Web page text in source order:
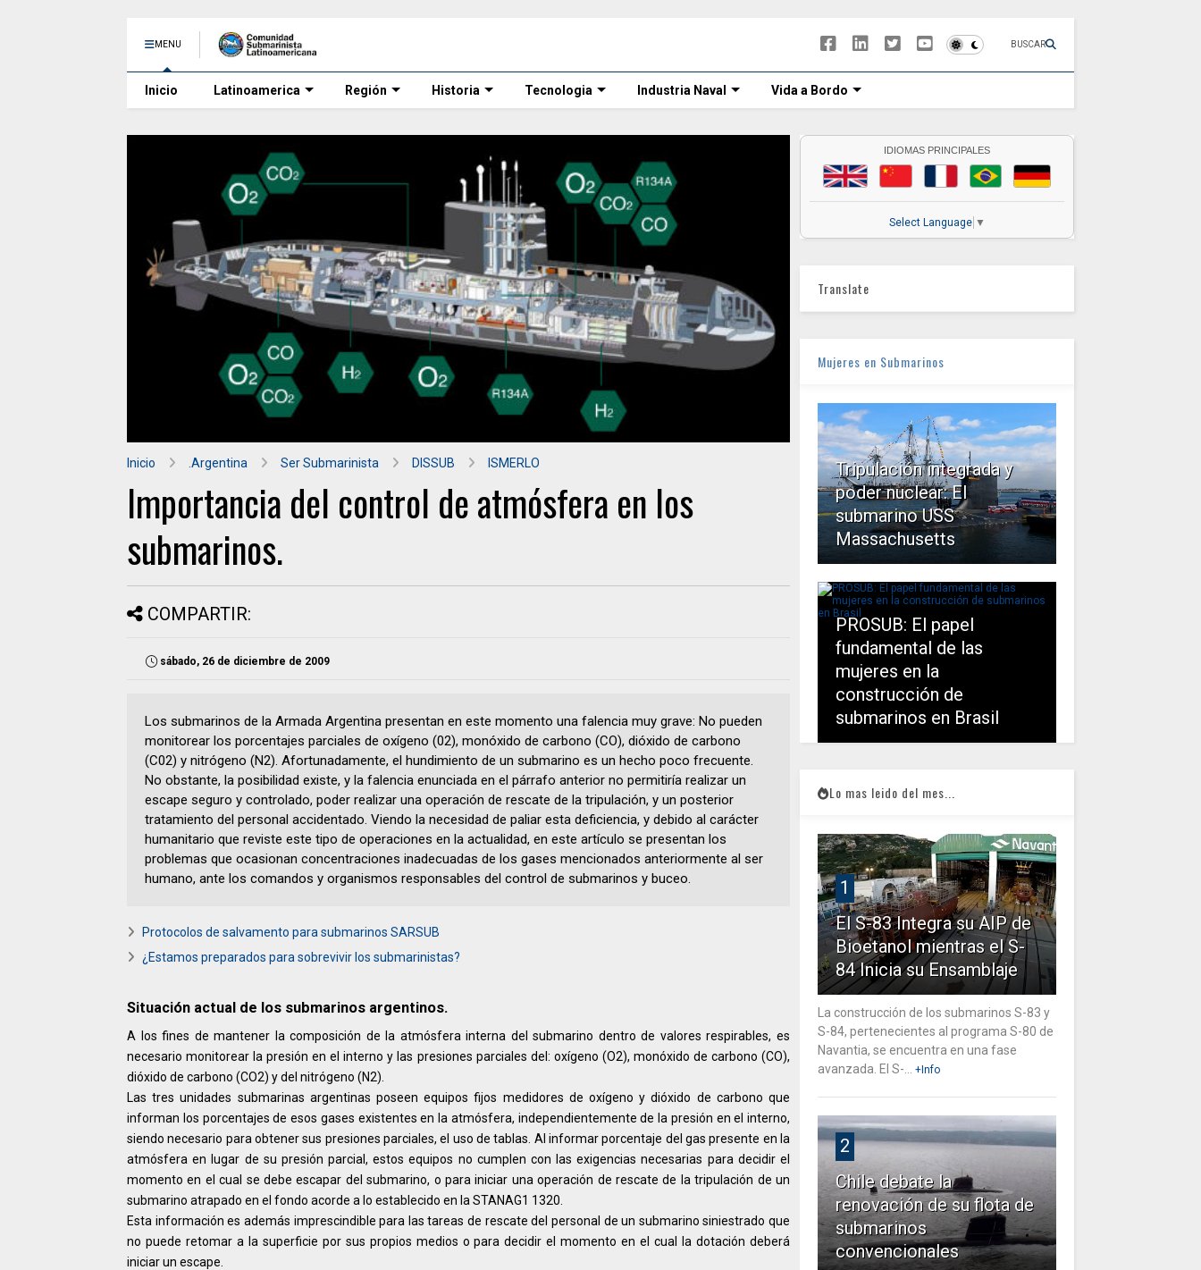
MENU BUSCAR
Inicio Latinoamerica Región Historia Tecnologia Industria Naval Vida a Bordo
Inicio .Argentina Ser Submarinista DISSUB ISMERLO
Importancia del control de atmósfera en los
submarinos.
COMPARTIR:
sábado, 26 de diciembre de 2009
Los submarinos de la Armada Argentina presentan en este momento una falencia muy grave: No pueden
monitorear los porcentajes parciales de oxígeno (02), monóxido de carbono (CO), dióxido de carbono
(C02) y nitrógeno (N2). Afortunadamente, el hundimiento de un submarino es un hecho poco frecuente.
No obstante, la posibilidad existe, y la falencia enunciada en el párrafo anterior no permitiría realizar un
escape seguro y controlado, poder realizar una operación de rescate de la tripulación, y un posterior
tratamiento del personal accidentado. Viendo la necesidad de paliar esta deficiencia, y debido al carácter
humanitario que reviste este tipo de operaciones en la actualidad, en este artículo se presentan los
problemas que ocasionan concentraciones inadecuadas de los gases mencionados anteriormente al ser
humano, ante los comandos y organismos responsables del control de submarinos y buceo.
Protocolos de salvamento para submarinos SARSUB
¿Estamos preparados para sobrevivir los submarinistas?
Situación actual de los submarinos argentinos.
A los fines de mantener la composición de la atmósfera interna del submarino dentro de valores respirables, es
necesario monitorear la presión en el interno y las presiones parciales del: oxígeno (O2), monóxido de carbono (CO),
dióxido de carbono (CO2) y del nitrógeno (N2).
Las tres unidades submarinas argentinas poseen equipos fijos medidores de oxígeno y dióxido de carbono que
informan los porcentajes de esos gases existentes en la atmósfera, independientemente de la presión en el interno,
siendo necesario para obtener sus presiones parciales, el uso de tablas. Al informar porcentaje del gas presente en la
atmósfera en lugar de su presión parcial, estos equipos no cumplen con las exigencias necesarias para decidir el
momento en el cual se debe escapar del submarino, o para iniciar una operación de rescate de la tripulación de un
submarino atrapado en el fondo acorde a lo establecido en la STANAG1 1320.
Esta información es además imprescindible para las tareas de rescate del personal de un submarino siniestrado que
no puede retomar a la superficie por sus propios medios o para decidir el momento en el cual la dotación deberá
iniciar un escape.
IDIOMAS PRINCIPALES
Select Language ▼
Translate
Mujeres en Submarinos
Tripulación integrada y
poder nuclear: El
submarino USS
Massachusetts
PROSUB: El papel
fundamental de las
mujeres en la
construcción de
submarinos en Brasil
Lo mas leido del mes...
1
El S-83 Integra su AIP de
Bioetanol mientras el S-
84 Inicia su Ensamblaje
La construcción de los submarinos S-83 y
S-84, pertenecientes al programa S-80 de
Navantia, se encuentra en una fase
avanzada. El S-...
+Info
2
Chile debate la
renovación de su flota de
submarinos
convencionales